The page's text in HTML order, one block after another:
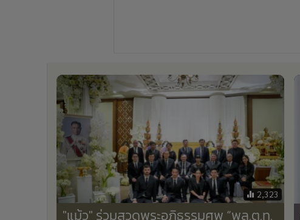
Green Innovation & SD
Management & HR
Infographic
Special Scoop
2,323
"แม้ว" ร่วมสวดพระอภิธรรมศพ “พล.ต.ท.